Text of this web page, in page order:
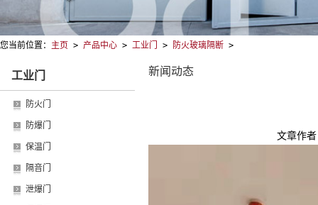
您当前位置： 主页 > 产品中心 > 工业门 > 防火玻璃隔断 >
工业门
防火门
防爆门
保温门
隔音门
泄爆门
新闻动态
文章作